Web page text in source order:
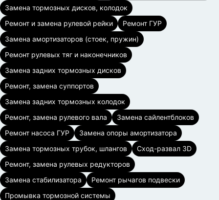
Замена тормозных дисков, колодок
Ремонт и замена рулевой рейки
Ремонт ГУР
Замена амортизаторов (стоек, пружин)
Ремонт рулевых тяг и наконечников
Замена задних тормозных дисков
Ремонт, замена суппортов
Замена задних тормозных колодок
Ремонт, замена рулевого вала
Замена сайлентблоков
Ремонт насоса ГУР
Замена опоры амортизатора
Замена тормозных трубок, шлангов
Сход-развал 3D
Ремонт, замена рулевых редукторов
Замена стабилизатора
Ремонт рычагов подвески
Промывка тормозной системы